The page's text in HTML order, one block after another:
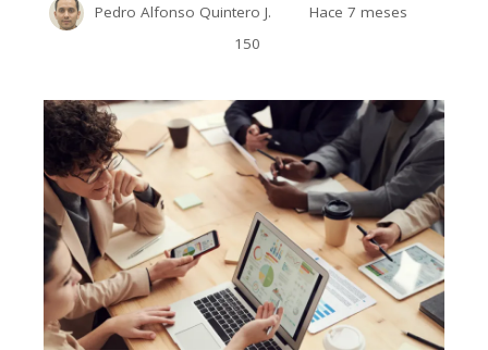
Pedro Alfonso Quintero J.
Hace 7 meses
150